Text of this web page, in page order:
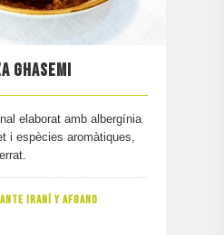
GHASEMI
elaborat amb albergínia
i espècies aromàtiques,
IRANÍ Y AFGANO